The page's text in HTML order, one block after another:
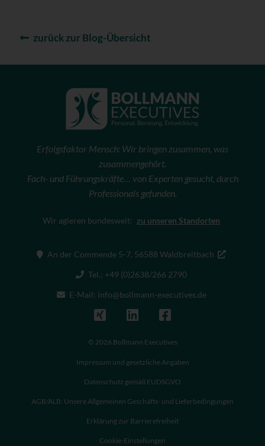
zurück zur Blog-Übersicht
Erfolgsfaktor Mensch: Wir bringen zusammen, was
zusammengehört.
Fach- und Führungskräfte… von Experten gesucht, durch
Professionals gefunden.
Wir agieren bundesweit: zu unseren Standorten
An der Commende 5-7, 56588 Waldbreitbach
Tel.: +49 (0)2638/266 2790
E-Mail: info@bollmann-executives.de
© 2026 Bollmann Executives
Impressum und gesetzliche Angaben
Datenschutz gemäß EUDSGVO
AGB/ALB: Unsere Allgemeinen Geschäfts- und Lieferbedingungen
Erklärung zur Barrierefreiheit
Cookie-Einstellungen